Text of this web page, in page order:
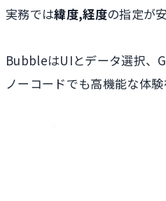
実務では緯度,経度の指定が
BubbleはUIとデータ選択、
ノーコードでも高機能な体験